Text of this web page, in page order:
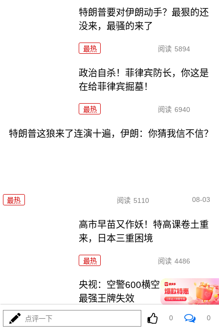
特朗普要对伊朗动手？最狠的还
没来，最骚的来了
最热 阅读 5894
政治自杀！菲律宾防长，你这是
在给菲律宾掘墓！
最热 阅读 6940
特朗普这狼来了连演十遍，伊朗：你猜我信不信？
最热 阅读 5110 08-03
高市早苗又作妖！特高课卷土重
来，日本三重困境
最热 阅读 4486
央视：空警600横空出世，美航母
最强王牌失效
阅读 23362
点评一下 0 0